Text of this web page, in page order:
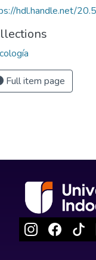
hdl.handle.net/
Full item page